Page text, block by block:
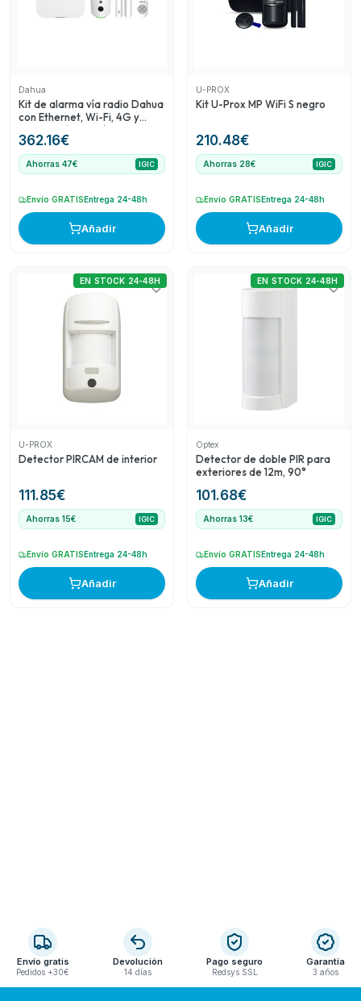
exteriores de Optex proporciona seguridad adicional en
el exterior. Estos productos combinan calidad y
Dahua
Kit de alarma vía radio Dahua
con Ethernet, Wi-Fi, 4G y
verificación por vídeo
362.16€
Ahorras 47€ IGIC
Envío GRATISEntrega 24-48h
Añadir
U-PROX
Kit U-Prox MP WiFi S negro
210.48€
Ahorras 28€ IGIC
Envío GRATISEntrega 24-48h
Añadir
U-PROX
Detector PIRCAM de interior
111.85€
EN STOCK 24-48H
Ahorras 15€ IGIC
Envío GRATIS Entrega 24-48h
Añadir
Optex
Detector de doble PIR para
exteriores de 12m, 90°
101.68€
EN STOCK 24-48H
Ahorras 13€ IGIC
Envío GRATIS Entrega 24-48h
Añadir
Envío gratis
Pedidos +30€
Devolución
14 días
Pago seguro
Redsys SSL
Garantía
3 años